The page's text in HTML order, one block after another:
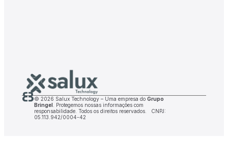
© 2026 Salux Technology – Uma empresa do Grupo
Bringel. Protegemos nossas informações com
responsabilidade. Todos os direitos reservados. CNPJ:
05.113.942/0004-42